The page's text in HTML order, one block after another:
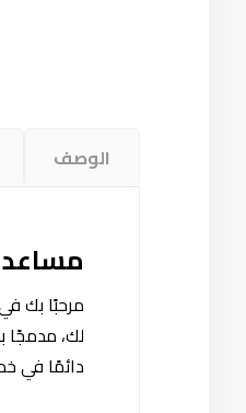
الوصف
مرحبًا بك
لك، مدمجًا
دائمًا في